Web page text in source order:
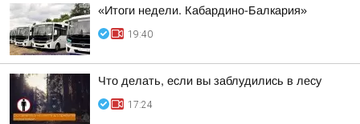
«Итоги недели. Кабардино-Балкария»
19:40
Что делать, если вы заблудились в лесу
17:24